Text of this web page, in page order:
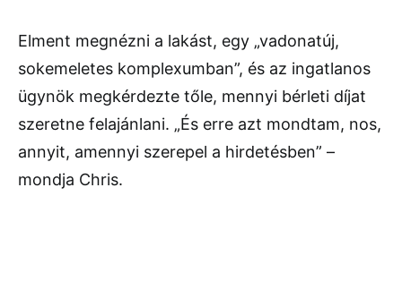
Elment megnézni a lakást, egy „vadonatúj,
sokemeletes komplexumban”, és az ingatlanos
ügynök megkérdezte tőle, mennyi bérleti díjat
szeretne felajánlani. „És erre azt mondtam, nos,
annyit, amennyi szerepel a hirdetésben” –
mondja Chris.